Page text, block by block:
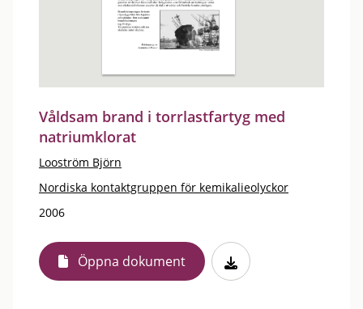
Våldsam brand i torrlastfartyg med
natriumklorat
Looström Björn
Nordiska kontaktgruppen för kemikalieolyckor
2006
Öppna dokument